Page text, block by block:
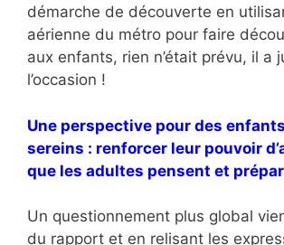
démarche de découverte en
aérienne du métro pour faire
aux enfants, rien n’était prévu, il a
l’occasion !
Une perspective pour des
sereins : renforcer leur pouvoir
que les adultes pensent et
Un questionnement plus global
du rapport et en relisant les